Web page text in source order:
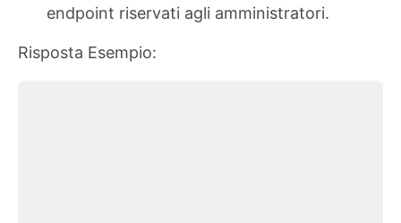
endpoint riservati agli amministratori.
Risposta Esempio: